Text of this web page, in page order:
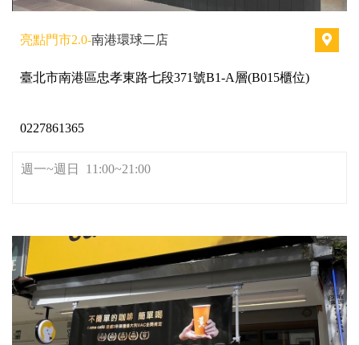
亮點門市2.0-南港環球二店
臺北市南港區忠孝東路七段371號B1-A層(B015櫃位)
0227861365
週一~週日 11:00~21:00